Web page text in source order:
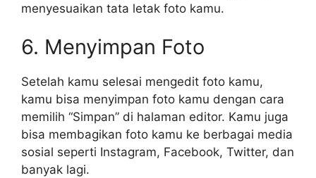
menyesuaikan tata letak foto kamu.
6. Menyimpan Foto
Setelah kamu selesai mengedit foto kamu,
kamu bisa menyimpan foto kamu dengan cara
memilih “Simpan” di halaman editor. Kamu juga
bisa membagikan foto kamu ke berbagai media
sosial seperti Instagram, Facebook, Twitter, dan
banyak lagi.